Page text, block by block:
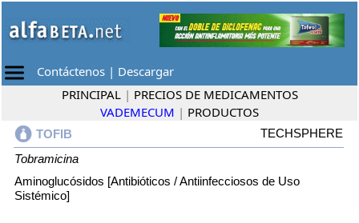
Contáctenos | Descargar
PRINCIPAL | PRECIOS DE MEDICAMENTOS
VADEMECUM | PRODUCTOS
TOFIB
TECHSPHERE
Tobramicina
Aminoglucósidos [Antibióticos / Antiinfecciosos de Uso
Sistémico]